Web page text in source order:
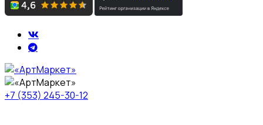
+7 (353) 245-30-12